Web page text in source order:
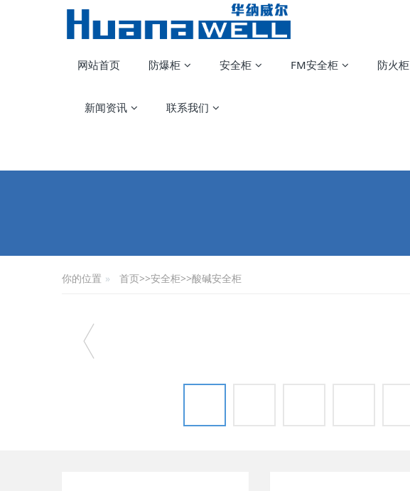
网站首页 防爆柜 安全柜 FM安全柜 防火柜
新闻资讯 联系我们
你的位置 首页>>安全柜>>酸碱安全柜